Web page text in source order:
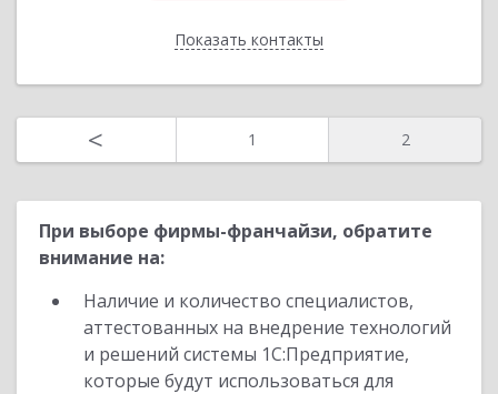
Показать контакты
Назад
< 1 2
При выборе фирмы-франчайзи, обратите
внимание на:
Наличие и количество специалистов,
аттестованных на внедрение технологий
и решений системы 1С:Предприятие,
которые будут использоваться для